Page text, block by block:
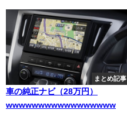
まとめ記事
車の純正ナビ（28万円）
wwwwwwwwwwwwwwwww